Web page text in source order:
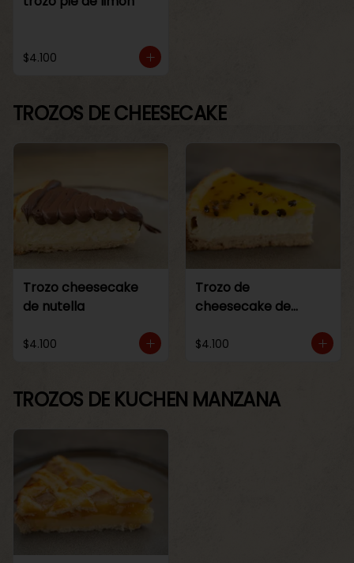
$4.100
TROZOS DE CHEESECAKE
Trozo cheesecake
de nutella
$4.100
Trozo de
cheesecake de
$4.100
TROZOS DE KUCHEN MANZANA